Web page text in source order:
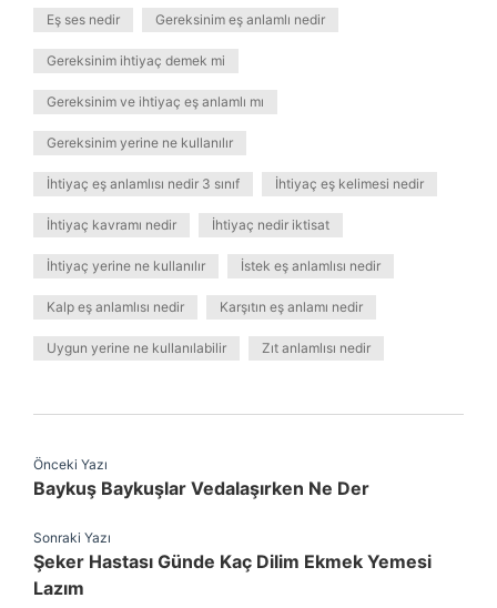
Eş ses nedir Gereksinim eş anlamlı nedir
Gereksinim ihtiyaç demek mi
Gereksinim ve ihtiyaç eş anlamlı mı
Gereksinim yerine ne kullanılır
İhtiyaç eş anlamlısı nedir 3 sınıf İhtiyaç eş kelimesi nedir
İhtiyaç kavramı nedir İhtiyaç nedir iktisat
İhtiyaç yerine ne kullanılır İstek eş anlamlısı nedir
Kalp eş anlamlısı nedir Karşıtın eş anlamı nedir
Uygun yerine ne kullanılabilir Zıt anlamlısı nedir
Önceki Yazı
Baykuş Baykuşlar Vedalaşırken Ne Der
Sonraki Yazı
Şeker Hastası Günde Kaç Dilim Ekmek Yemesi
Lazım